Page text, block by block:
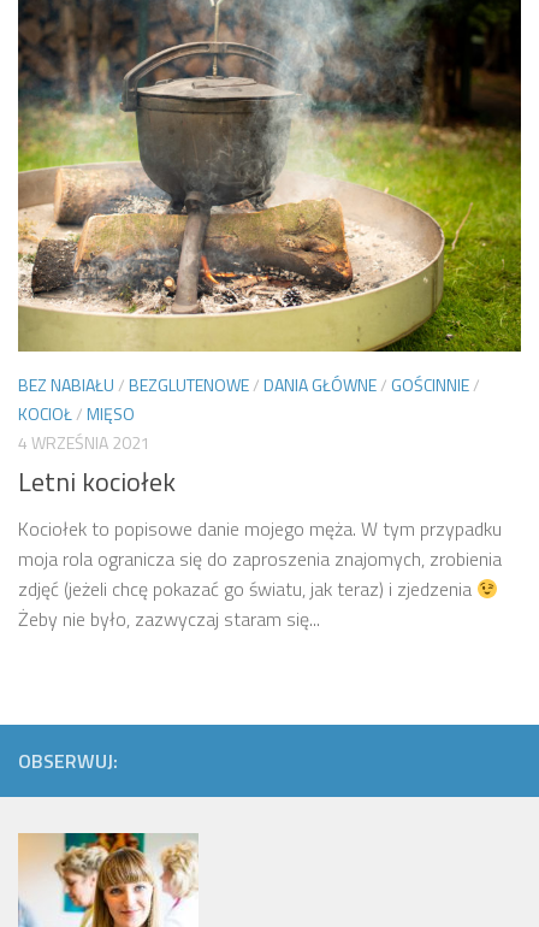
BEZ NABIAŁU/BEZGLUTENOWE/DANIA GŁÓWNE/ GOŚCINNIE/
KOCIOŁ/MIĘSO
4 WRZEŚNIA 2021
Letni kociołek
Kociołek to popisowe danie mojego męża. W tym przypadku
moja rola ogranicza się do zaproszenia znajomych, zrobienia
zdjęć (jeżeli chcę pokazać go światu, jak teraz) i zjedzenia
Żeby nie było, zazwyczaj staram się...
OBSERWUJ: